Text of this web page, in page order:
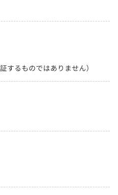
するものではありません）